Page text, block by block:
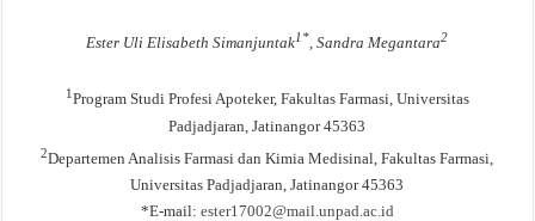
Evaluasi Kesesuaian Sistem Penyimpanan Obat, Suplemen, dan Kosmetik
Ester Uli Elisabeth Simanjuntak1*, Sandra Megantara2
1 Program Studi Profesi Apoteker, Fakultas Farmasi, Universitas
Padjadjaran, Jatinangor 45363
2Departemen Analisis Farmasi dan Kimia Medisinal, Fakultas Farmasi,
Universitas Padjadjaran, Jatinangor 45363
*E-mail: ester17002@mail.unpad.ac.id